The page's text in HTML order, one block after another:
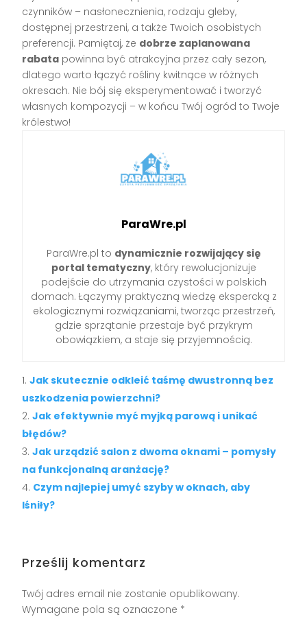
czynników – nasłonecznienia, rodzaju gleby,
dostępnej przestrzeni, a także Twoich osobistych
preferencji. Pamiętaj, że dobrze zaplanowana
rabata powinna być atrakcyjna przez cały sezon,
dlatego warto łączyć rośliny kwitnące w różnych
okresach. Nie bój się eksperymentować i tworzyć
własnych kompozycji – w końcu Twój ogród to Twoje
królestwo!
ParaWre.pl
ParaWre.pl to dynamicznie rozwijający się
portal tematyczny, który rewolucjonizuje
podejście do utrzymania czystości w polskich
domach. Łączymy praktyczną wiedzę ekspercką z
ekologicznymi rozwiązaniami, tworząc przestrzeń,
gdzie sprzątanie przestaje być przykrym
obowiązkiem, a staje się przyjemnością.
Jak skutecznie odkleić taśmę dwustronną bez
uszkodzenia powierzchni?
Jak efektywnie myć myjką parową i unikać
błędów?
Jak urządzić salon z dwoma oknami – pomysły
na funkcjonalną aranżację?
Czym najlepiej umyć szyby w oknach, aby
lśniły?
Prześlij komentarz
Twój adres email nie zostanie opublikowany.
Wymagane pola są oznaczone *